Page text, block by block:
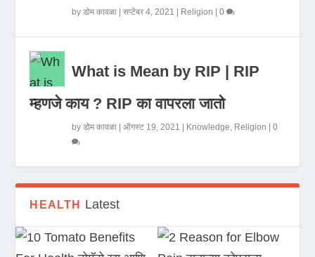
byडोम कावळा |सप्टेंबर 4, 2021 Religion |0
What is Mean by RIP | RIP
म्हणजे काय ? RIP का वापरला जातो
byडोम कावळा |ऑगस्ट 19, 2021 Knowledge, Religion |0
HEALTH Latest